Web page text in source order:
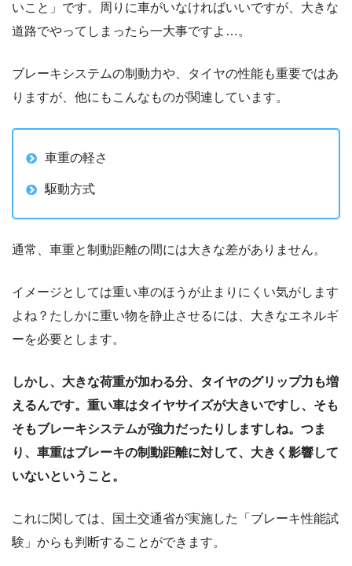
いこと」です。周りに車がいなければいいですが、大きな
道路でやってしまったら一大事ですよ…。
ブレーキシステムの制動力や、タイヤの性能も重要ではあ
りますが、他にもこんなものが関連しています。
車重の軽さ
駆動方式
通常、車重と制動距離の間には大きな差がありません。
イメージとしては重い車のほうが止まりにくい気がします
よね？たしかに重い物を静止させるには、大きなエネルギ
ーを必要とします。
しかし、大きな荷重が加わる分、タイヤのグリップ力も増
えるんです。重い車はタイヤサイズが大きいですし、そも
そもブレーキシステムが強力だったりしますしね。つま
り、車重はブレーキの制動距離に対して、大きく影響して
いないということ。
これに関しては、国土交通省が実施した「ブレーキ性能試
験」からも判断することができます。